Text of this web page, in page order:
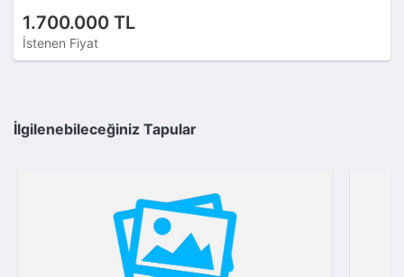
1.700.000 TL
İstenen Fiyat
İlgilenebileceğiniz Tapular